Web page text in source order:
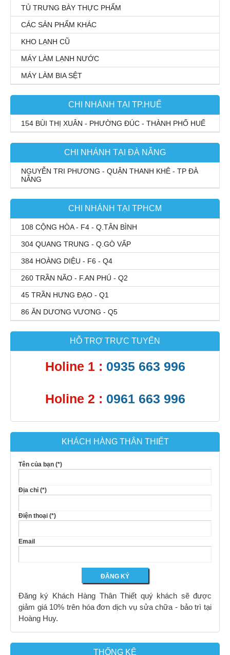
TỦ TRƯNG BÀY THỰC PHẨM
CÁC SẢN PHẨM KHÁC
KHO LẠNH CŨ
MÁY LÀM LẠNH NƯỚC
MÁY LÀM BIA SỆT
CHI NHÁNH TẠI TP.HUẾ
154 BÙI THỊ XUÂN - PHƯỜNG ĐÚC - THÀNH PHỐ HUẾ
CHI NHÁNH TẠI ĐÀ NẴNG
NGUYỄN TRI PHƯƠNG - QUẬN THANH KHÊ - TP ĐÀ
NẴNG
CHI NHÁNH TẠI TPHCM
108 CỘNG HÒA - F4 - Q.TÂN BÌNH
304 QUANG TRUNG - Q.GÒ VẤP
384 HOÀNG DIỆU - F6 - Q4
260 TRẦN NÃO - F.AN PHÚ - Q2
45 TRẦN HƯNG ĐẠO - Q1
86 ĂN DƯƠNG VƯƠNG - Q5
HỖ TRỢ TRỰC TUYẾN
Holine 1 : 0935 663 996
Holine 2 : 0961 663 996
KHÁCH HÀNG THÂN THIẾT
Tên của bạn (*)
Địa chỉ (*)
Điện thoại (*)
Email
Đăng ký Khách Hàng Thân Thiết quý khách sẽ được
giảm giá 10% trên hóa đơn dịch vụ sửa chữa - bảo trì tại
Hoàng Huy.
THỐNG KÊ